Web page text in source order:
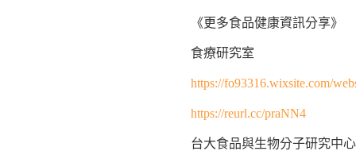
《更多食品健康資訊分享》
食療研究室
https://fo93316.wixsite.com/
https://reurl.cc/praNN4
台大食品與生物分子研究中心